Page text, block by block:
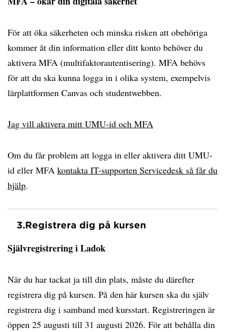
För att öka säkerheten och minska risken att obehöriga
kommer åt din information eller ditt konto behöver du
aktivera MFA (multifaktorautentisering). MFA behövs
för att du ska kunna logga in i olika system, exempelvis
lärplattformen Canvas och studentwebben.
Jag vill aktivera mitt UMU-id och MFA
Om du får problem att logga in eller aktivera ditt UMU-
id eller MFA kontakta IT-supporten Servicedesk så får du
hjälp.
3.Registrera dig på kursen
Självregistrering i Ladok
När du har tackat ja till din plats, måste du därefter
registrera dig på kursen. På den här kursen ska du själv
registrera dig i samband med kursstart. Registreringen är
öppen 25 augusti till 31 augusti 2026. För att behålla din